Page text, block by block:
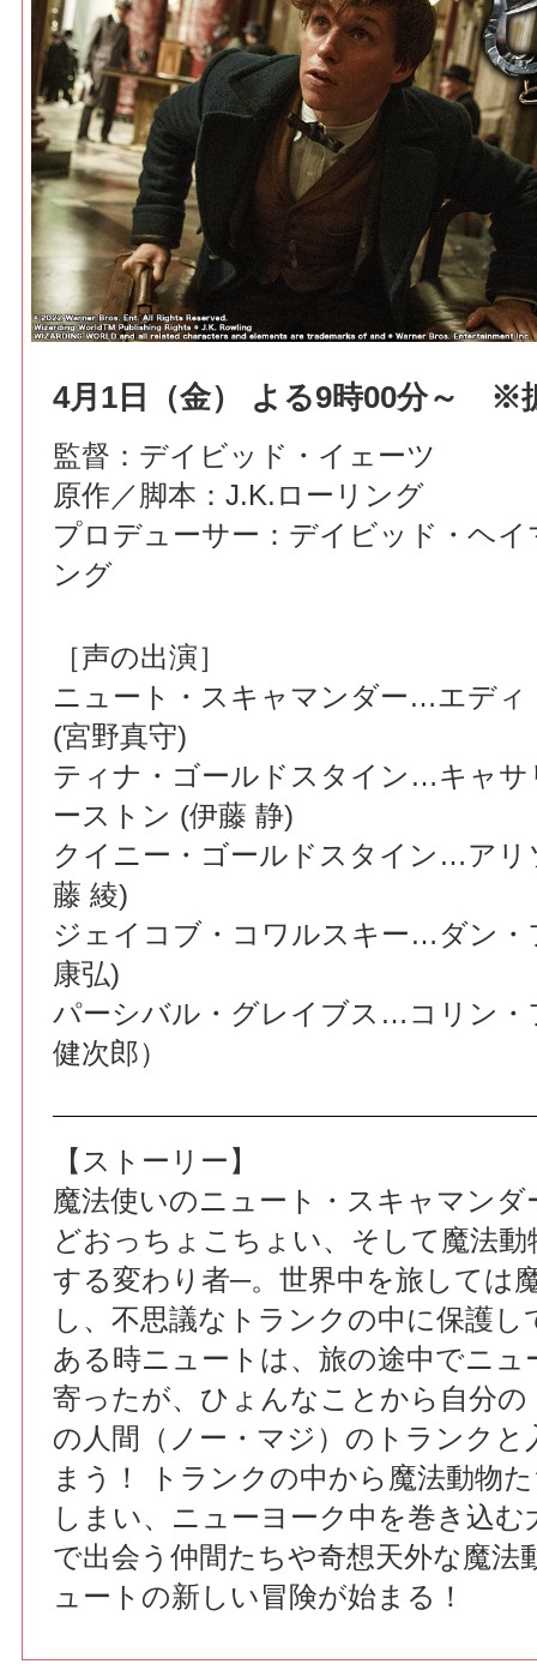
4月1日（金） よる9時00分～ ※
監督：デイビッド・イェーツ
原作／脚本：J.K.ローリング
プロデューサー：デイビッド・ヘ
ング
［声の出演］
ニュート・スキャマンダー…エディ
(宮野真守)
ティナ・ゴールドスタイン…キャサ
ーストン (伊藤 静)
クイニー・ゴールドスタイン…アリ
藤 綾)
ジェイコブ・コワルスキー…ダン・
康弘)
パーシバル・グレイブス…コリン・
健次郎）
【ストーリー】
魔法使いのニュート・スキャマンダ
どおっちょこちょい、そして魔法
する変わり者─。世界中を旅しては
し、不思議なトランクの中に保護し
ある時ニュートは、旅の途中でニュ
寄ったが、ひょんなことから自分
の人間（ノー・マジ）のトランクと
まう！ トランクの中から魔法動物
しまい、ニューヨーク中を巻き込む
で出会う仲間たちや奇想天外な魔法
ュートの新しい冒険が始まる！